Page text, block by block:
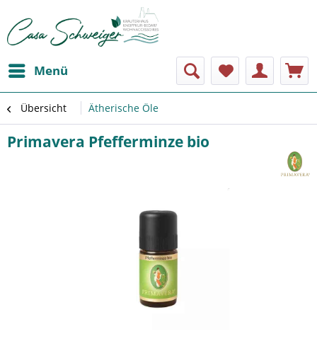
Menü
Übersicht Ätherische Öle
Primavera Pfefferminze bio